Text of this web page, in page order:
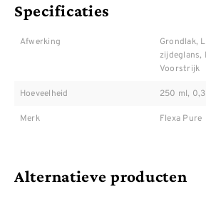
Specificaties
Afwerking
Grondlak,
zijdeglans,
Voorstrijk
Hoeveelheid 250 ml,
Merk Flexa Pure
Alternatieve producten